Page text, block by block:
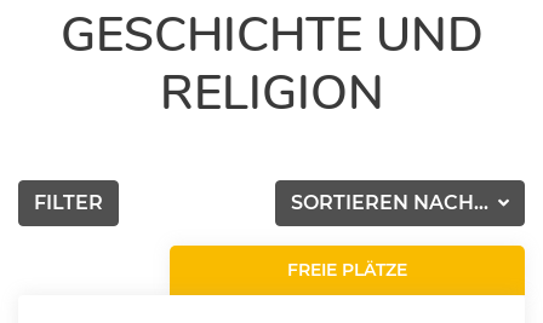
GESCHICHTE UND
RELIGION
SORTIEREN NACH...
FILTER
FREIE PLÄTZE